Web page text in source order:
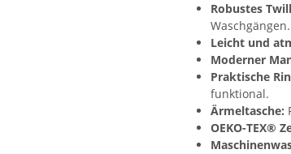
Robustes
Waschgängen.
Leicht und
Moderner
Praktische
funktional.
Ärmeltasche:
OEKO-TEX®